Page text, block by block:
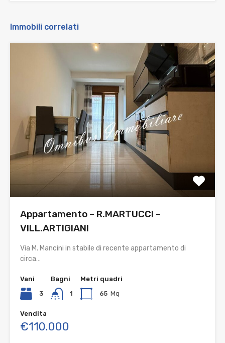
Immobili correlati
Appartamento – R.MARTUCCI –
VILL.ARTIGIANI
Via M. Mancini in stabile di recente appartamento di
circa…
Vani
3
Bagni
1
Metri quadri
65 Mq
Vendita
€110.000